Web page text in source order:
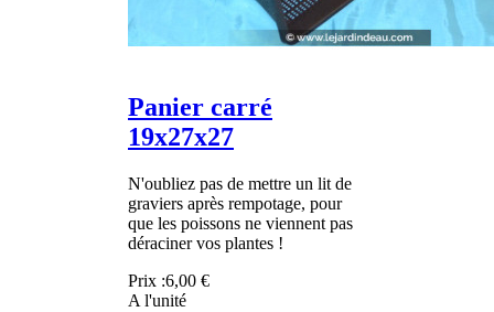
Panier carré
19x27x27
N'oubliez pas de mettre un lit de
graviers après rempotage, pour
que les poissons ne viennent pas
déraciner vos plantes !
Prix :6,00 €
A l'unité